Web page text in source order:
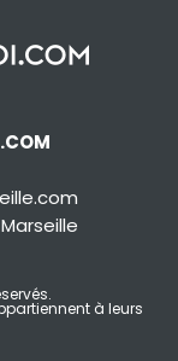
à leurs